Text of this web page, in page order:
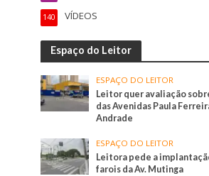
VÍDEOS
140
Espaço do Leitor
ESPAÇO DO LEITOR
Leitor quer avaliação
das Avenidas Paula
Andrade
ESPAÇO DO LEITOR
Leitora pede a
farois da Av. Mutinga